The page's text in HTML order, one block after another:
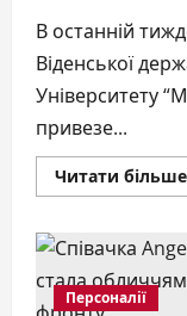
В останній
Віденської
Університету
привезе...
Читати більше
Персоналії